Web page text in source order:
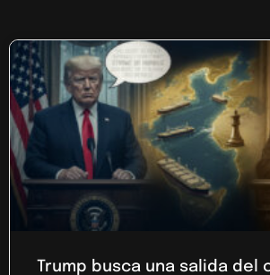
Trump busca una salida del